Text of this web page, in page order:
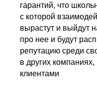
гарантий, что
с которой
вырастут и выйдут
про нее и будут
репутацию среди
в других
клиентами